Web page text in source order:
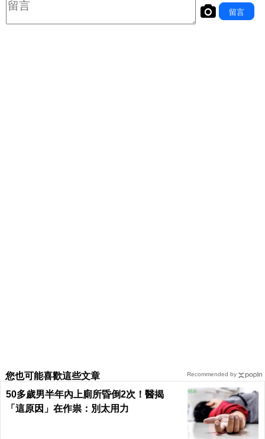
您也可能喜歡這些文章
50多歲男半年內上廁所昏倒2次！醫揭
「這原因」在作祟：別太用力
Recommended by